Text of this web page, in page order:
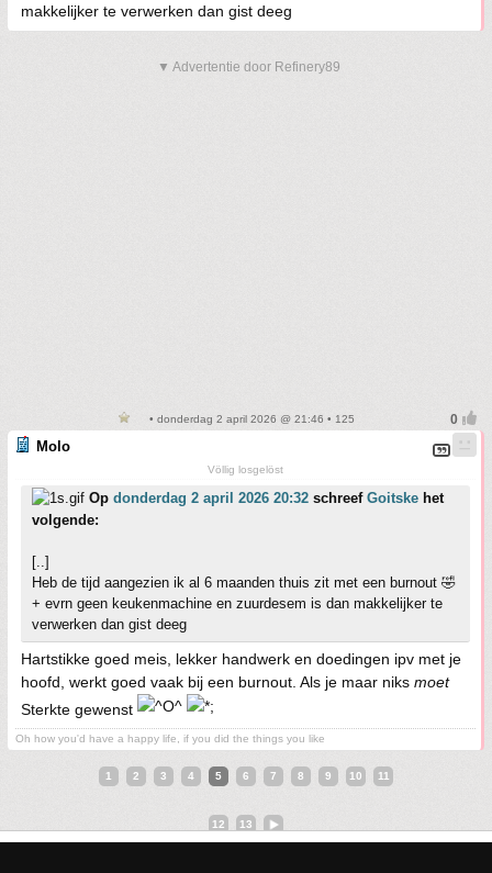
makkelijker te verwerken dan gist deeg
▼ Advertentie door Refinery89
• donderdag 2 april 2026 @ 21:46 • 125
Molo
Völlig losgelöst
Op donderdag 2 april 2026 20:32 schreef Goitske het
volgende:
[..]
Heb de tijd aangezien ik al 6 maanden thuis zit met een burnout 🤣
+ evrn geen keukenmachine en zuurdesem is dan makkelijker te
verwerken dan gist deeg
Hartstikke goed meis, lekker handwerk en doedingen ipv met je
hoofd, werkt goed vaak bij een burnout. Als je maar niks moet
Sterkte gewenst
Oh how you'd have a happy life, if you did the things you like
1 2 3 4 5 6 7 8 9 10 11
12 13